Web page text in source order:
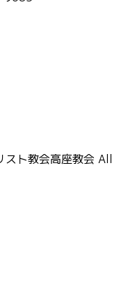
ト教会高座教会 All